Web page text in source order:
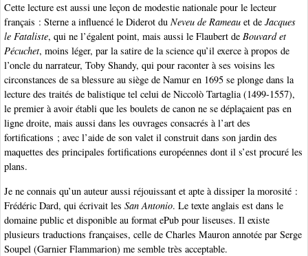
Cette lecture est aussi une leçon de modestie nationale pour le lecteur
français : Sterne a influencé le Diderot du Neveu de Rameau et de Jacques
le Fataliste, qui ne l’égalent point, mais aussi le Flaubert de Bouvard et
Pécuchet, moins léger, par la satire de la science qu’il exerce à propos de
l’oncle du narrateur, Toby Shandy, qui pour raconter à ses voisins les
circonstances de sa blessure au siège de Namur en 1695 se plonge dans la
lecture des traités de balistique tel celui de Niccolò Tartaglia (1499-1557),
le premier à avoir établi que les boulets de canon ne se déplaçaient pas en
ligne droite, mais aussi dans les ouvrages consacrés à l’art des
fortifications ; avec l’aide de son valet il construit dans son jardin des
maquettes des principales fortifications européennes dont il s’est procuré les
plans.
Je ne connais qu’un auteur aussi réjouissant et apte à dissiper la morosité :
Frédéric Dard, qui écrivait les San Antonio. Le texte anglais est dans le
domaine public et disponible au format ePub pour liseuses. Il existe
plusieurs traductions françaises, celle de Charles Mauron annotée par Serge
Soupel (Garnier Flammarion) me semble très acceptable.